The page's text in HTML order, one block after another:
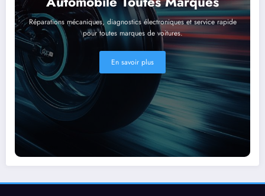
Réparations mécaniques, diagnostics électroniques et service rapide
pour toutes marques de voitures.
En savoir plus